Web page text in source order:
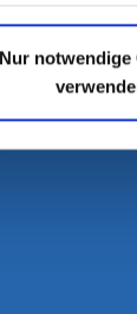
Nur notwendige